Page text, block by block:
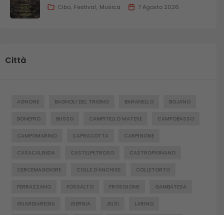
Cibo Festival Musica 7 Agosto 2026
Città
AGNONE BAGNOLI DEL TRIGNO BARANELLO BOJANO
BONEFRO BUSSO CAMPITELLO MATESE CAMPOBASSO
CAMPOMARINO CAPRACOTTA CARPINONE
CASACALENDA CASTELPETROSO CASTROPIGNANO
CERCEMAGGIORE COLLE D'ANCHISE COLLETORTO
FERRAZZANO FOSSALTO FROSOLONE GAMBATESA
GUARDIAREGIA ISERNIA JELSI LARINO